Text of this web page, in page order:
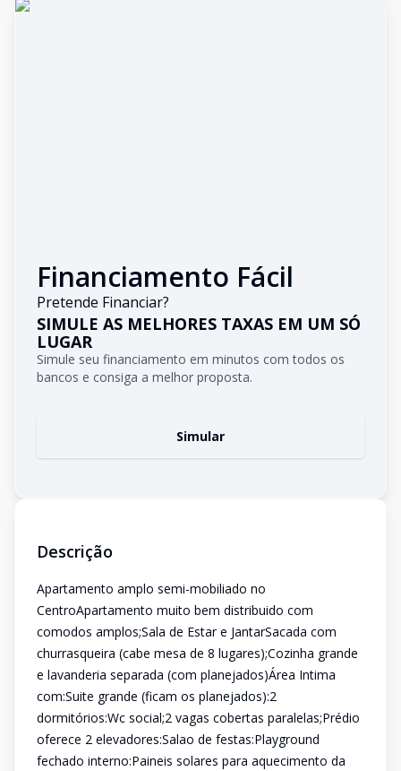
Financiamento Fácil
Pretende Financiar?
SIMULE AS MELHORES TAXAS EM UM SÓ
LUGAR
Simule seu financiamento em minutos com todos os
bancos e consiga a melhor proposta.
Simular
Descrição
Apartamento amplo semi-mobiliado no
CentroApartamento muito bem distribuido com
comodos amplos;Sala de Estar e JantarSacada com
churrasqueira (cabe mesa de 8 lugares);Cozinha grande
e lavanderia separada (com planejados)Área Intima
com:Suite grande (ficam os planejados):2
dormitórios:Wc social;2 vagas cobertas paralelas;Prédio
oferece 2 elevadores:Salao de festas:Playground
fechado interno:Paineis solares para aquecimento da